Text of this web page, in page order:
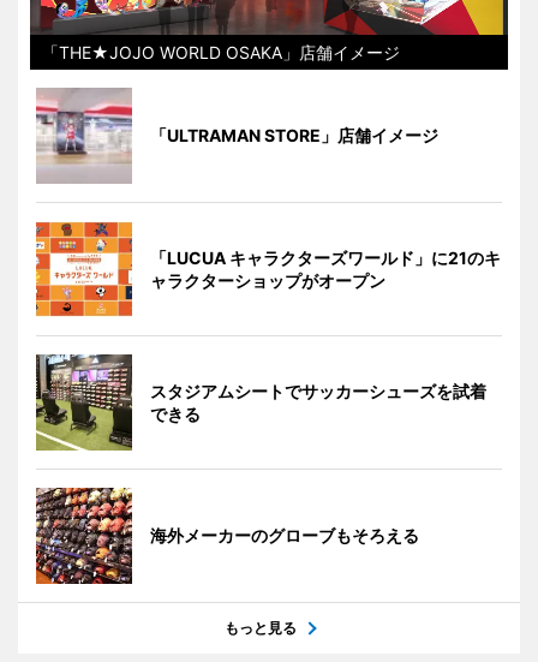
「THE★JOJO WORLD OSAKA」店舗イメージ
「ULTRAMAN STORE」店舗イメージ
「LUCUA キャラクターズワールド」に21のキ
ャラクターショップがオープン
スタジアムシートでサッカーシューズを試着
できる
海外メーカーのグローブもそろえる
もっと見る